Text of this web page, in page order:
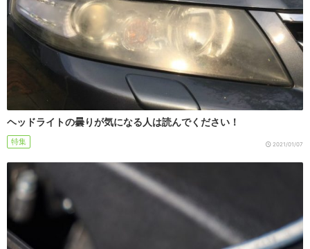
ヘッドライトの曇りが気になる人は読んでください！
特集 2021/01/07